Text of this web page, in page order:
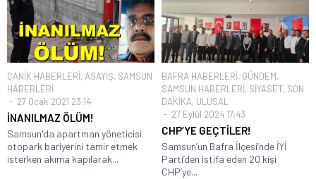
CANİK HABERLERİ, ASAYİŞ, SAMSUN
HABERLERİ
27 Ocak 2021 23:14
İNANILMAZ ÖLÜM!
Samsun'da apartman yöneticisi
otopark bariyerini tamir etmek
isterken akıma kapılarak...
BAFRA HABERLERİ, GÜNDEM,
SAMSUN HABERLERİ, SİYASET, SON
DAKİKA, ULUSAL
27 Eylül 2024 17:43
CHP’YE GEÇTİLER!
Samsun’un Bafra İlçesi’nde İYİ
Parti’den istifa eden 20 kişi
CHP’ye...